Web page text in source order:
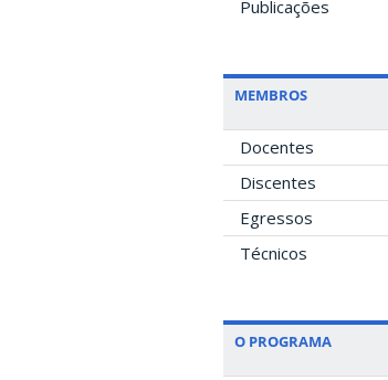
Publicações
MEMBROS
Docentes
Discentes
Egressos
Técnicos
O PROGRAMA